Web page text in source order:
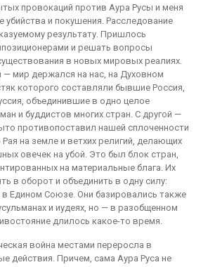
провокаций против Аура Русы и меня
и покушения. Расследование
результату. Пришлось
и решать вопросы
в новых мировых реалиях.
мир держался на нас, на Духовном
которого составляли бывшие Россия,
объединившие в одно целое
и буддистов многих стран. С другой —
противопоставил нашей сплоченности
на земле и ветхих религий, делающих
овечек на убой. Это был блок стран,
на материальные блага. Их
в оборот и объединить в одну силу:
в Едином Союзе. Они базировались также
и иудеях, но — в разобщенном
длилось какое-то время.
война местами переросла в
действия. Причем, сама Аура Руса не